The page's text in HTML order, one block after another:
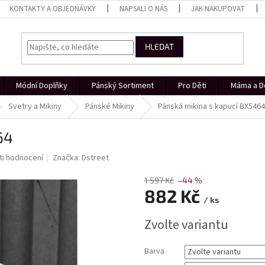
KONTAKTY A OBJEDNÁVKY NAPSALI O NÁS JAK NAKUPOVAT
HLEDAT
Módní Doplňky Pánský Sortiment Pro Děti Máma a
Svetry a Mikiny Pánské Mikiny Pánská mikina s kapucí BX5464
hodnocení Značka:Dstreet
1 597 Kč –44 %
882 Kč / ks
cena:
Zvolte variantu
Barva